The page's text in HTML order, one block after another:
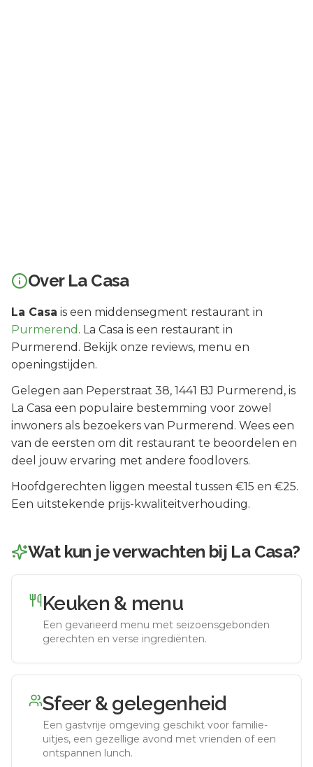
Over La Casa
La Casa is een middensegment restaurant in
Purmerend . La Casa is een restaurant in
Purmerend. Bekijk onze reviews, menu en
openingstijden.
Gelegen aan Peperstraat 38, 1441 BJ Purmerend , is
La Casa een populaire bestemming voor zowel
inwoners als bezoekers van Purmerend . Wees een
van de eersten om dit restaurant te beoordelen en
deel jouw ervaring met andere foodlovers.
Hoofdgerechten liggen meestal tussen €15 en €25.
Een uitstekende prijs-kwaliteitverhouding.
Wat kun je verwachten bij La Casa?
Keuken & menu
Een gevarieerd menu met seizoensgebonden
gerechten en verse ingrediënten.
Sfeer & gelegenheid
Een gastvrije omgeving geschikt voor familie-
uitjes, een gezellige avond met vrienden of een
ontspannen lunch.